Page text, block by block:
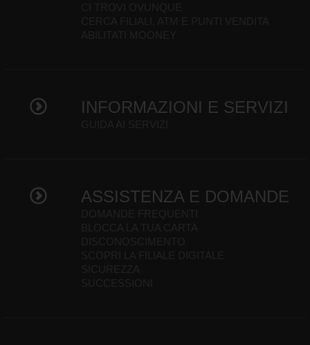
INFORMAZIONI E SERVIZI
ASSISTENZA E DOMANDE